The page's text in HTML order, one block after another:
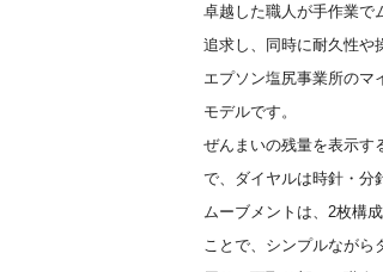
卓越した職人が手作業で
追求し、同時に耐久性や
エプソン塩尻事業所のマ
モデルです。
ぜんまいの残量を表示す
で、ダイヤルは時針・分
ムーブメントは、2枚構
ことで、シンプルなが